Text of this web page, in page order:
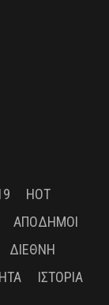
HOT
ΑΠΌΔΗΜΟΙ
ΔΙΕΘΝΉ
ΙΣΤΟΡΊΑ